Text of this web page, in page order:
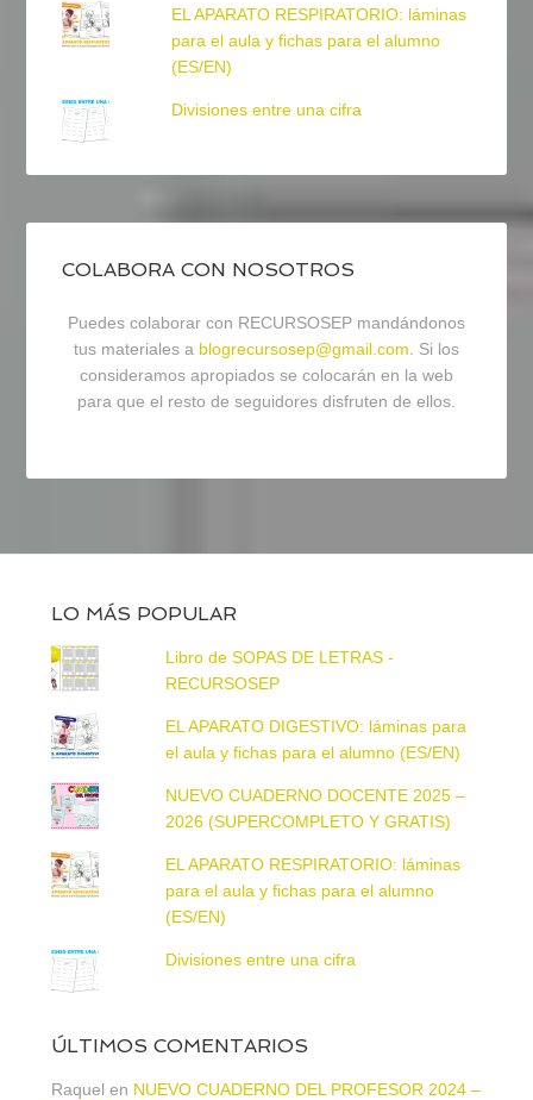
EL APARATO RESPIRATORIO: láminas
para el aula y fichas para el alumno
(ES/EN)
Divisiones entre una cifra
COLABORA CON NOSOTROS
Puedes colaborar con RECURSOSEP mandándonos
tus materiales a blogrecursosep@gmail.com. Si los
consideramos apropiados se colocarán en la web
para que el resto de seguidores disfruten de ellos.
LO MÁS POPULAR
Libro de SOPAS DE LETRAS -
RECURSOSEP
EL APARATO DIGESTIVO: láminas para
el aula y fichas para el alumno (ES/EN)
NUEVO CUADERNO DOCENTE 2025 –
2026 (SUPERCOMPLETO Y GRATIS)
EL APARATO RESPIRATORIO: láminas
para el aula y fichas para el alumno
(ES/EN)
Divisiones entre una cifra
ÚLTIMOS COMENTARIOS
Raquel en NUEVO CUADERNO DEL PROFESOR 2024 –